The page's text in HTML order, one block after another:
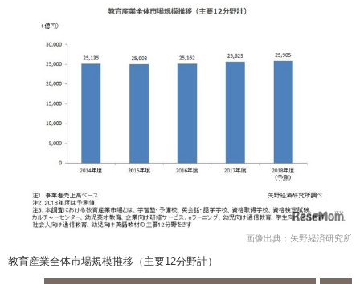
画像出典：矢野経済研究所
教育産業全体市場規模推移（主要12分野計）